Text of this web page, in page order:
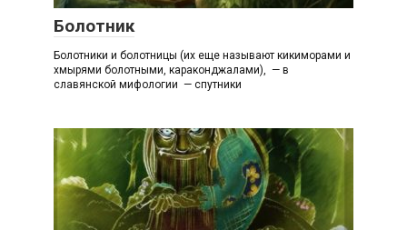
Болотник
Болотники и болотницы (их еще называют кикиморами и
хмырями болотными, караконджалами), — в
славянской мифологии — спутники